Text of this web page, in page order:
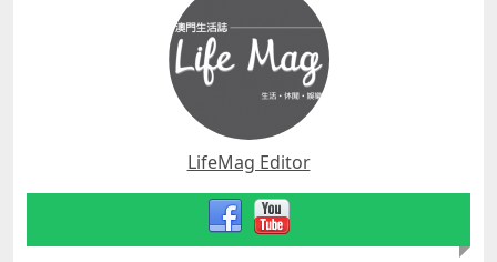
LifeMag Editor